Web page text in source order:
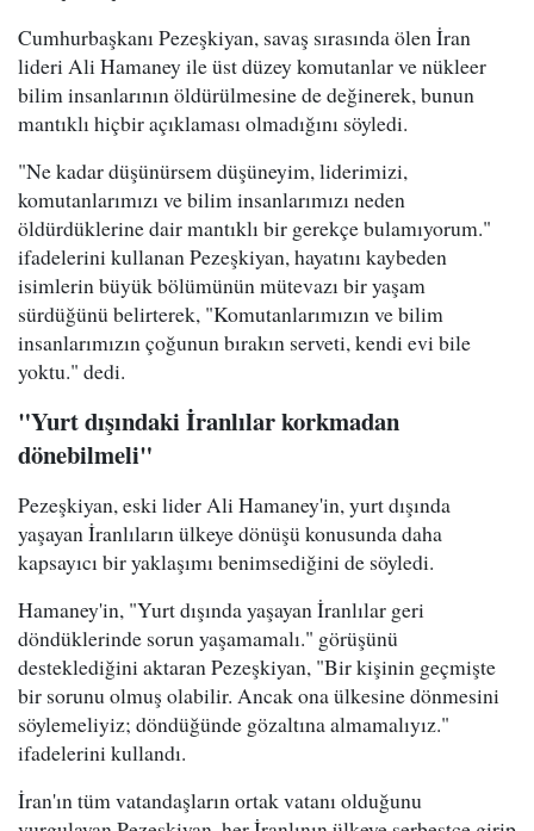
Cumhurbaşkanı Pezeşkiyan, savaş sırasında ölen İran
lideri Ali Hamaney ile üst düzey komutanlar ve nükleer
bilim insanlarının öldürülmesine de değinerek, bunun
mantıklı hiçbir açıklaması olmadığını söyledi.
"Ne kadar düşünürsem düşüneyim, liderimizi,
komutanlarımızı ve bilim insanlarımızı neden
öldürdüklerine dair mantıklı bir gerekçe bulamıyorum."
ifadelerini kullanan Pezeşkiyan, hayatını kaybeden
isimlerin büyük bölümünün mütevazı bir yaşam
sürdüğünü belirterek, "Komutanlarımızın ve bilim
insanlarımızın çoğunun bırakın serveti, kendi evi bile
yoktu." dedi.
"Yurt dışındaki İranlılar korkmadan
dönebilmeli"
Pezeşkiyan, eski lider Ali Hamaney'in, yurt dışında
yaşayan İranlıların ülkeye dönüşü konusunda daha
kapsayıcı bir yaklaşımı benimsediğini de söyledi.
Hamaney'in, "Yurt dışında yaşayan İranlılar geri
döndüklerinde sorun yaşamamalı." görüşünü
desteklediğini aktaran Pezeşkiyan, "Bir kişinin geçmişte
bir sorunu olmuş olabilir. Ancak ona ülkesine dönmesini
söylemeliyiz; döndüğünde gözaltına almamalıyız."
ifadelerini kullandı.
İran'ın tüm vatandaşların ortak vatanı olduğunu